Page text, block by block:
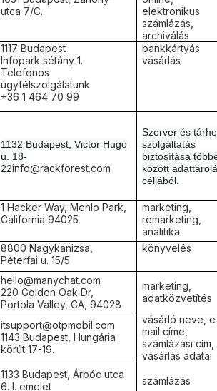
utca 7/C.
elektronikus
számlázás,
archiválás
1117 Budapest
Infopark sétány 1.
Telefonos
ügyfélszolgálatunk
+36 1 464 70 99
bankkártyás
vásárlás
1132 Budapest, Victor Hugo
u. 18-
22info@rackforest.com
Szerver és
szolgáltatás
biztosítása
között
céljából.
1 Hacker Way, Menlo Park,
California 94025
marketing,
remarketing,
analitika
8800 Nagykanizsa,
Péterfai u. 15/5
könyvelés
hello@manychat.com
220 Golden Oak Dr,
Portola Valley, CA, 94028
marketing,
adatközvetítés
itsupport@otpmobil.com
1143 Budapest, Hungária
körút 17-19.
vásárló neve,
mail címe,
számlázási cím,
vásárlás adatai
1133 Budapest, Árbóc utca
6. I. emelet
számlázás